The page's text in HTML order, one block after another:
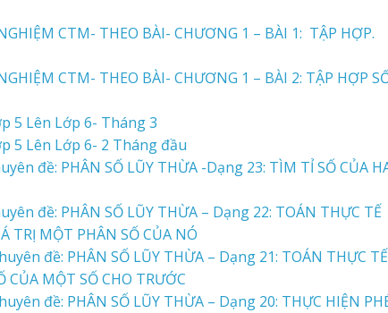
CTM- THEO BÀI- CHƯƠNG 1 – BÀI 1: TẬP HỢP.
CTM- THEO BÀI- CHƯƠNG 1 – BÀI 2: TẬP HỢP
5 Lên Lớp 6- Tháng 3
5 Lên Lớp 6- 2 Tháng đầu
đề: PHÂN SỐ LŨY THỪA -Dạng 23: TÌM TỈ SỐ CỦA
đề: PHÂN SỐ LŨY THỪA – Dạng 22: TOÁN THỰC TẾ
TRỊ MỘT PHÂN SỐ CỦA NÓ
đề: PHÂN SỐ LŨY THỪA – Dạng 21: TOÁN THỰC TẾ
MỘT SỐ CHO TRƯỚC
đề: PHÂN SỐ LŨY THỪA – Dạng 20: THỰC HIỆN